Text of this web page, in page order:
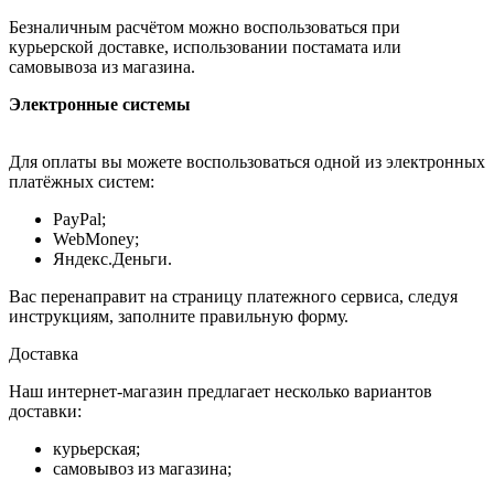
Безналичным расчётом можно воспользоваться при
курьерской доставке, использовании постамата или
самовывоза из магазина.
Электронные системы
Для оплаты вы можете воспользоваться одной из электронных
платёжных систем:
PayPal;
WebMoney;
Яндекс.Деньги.
Вас перенаправит на страницу платежного сервиса, следуя
инструкциям, заполните правильную форму.
Доставка
Наш интернет-магазин предлагает несколько вариантов
доставки:
курьерская;
самовывоз из магазина;